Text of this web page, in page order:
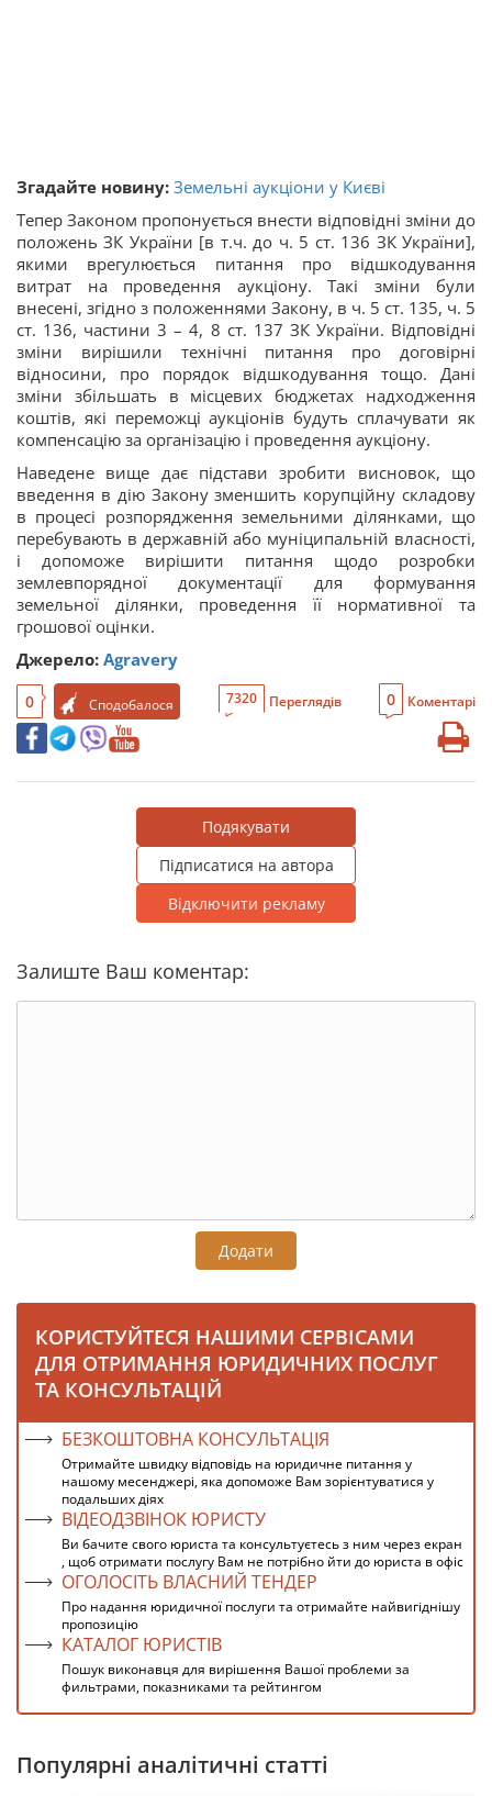
Згадайте новину: Земельні аукціони у Києві
Тепер Законом пропонується внести відповідні зміни до
положень ЗК України [в т.ч. до ч. 5 ст. 136 ЗК України],
якими врегулюється питання про відшкодування
витрат на проведення аукціону. Такі зміни були
внесені, згідно з положеннями Закону, в ч. 5 ст. 135, ч. 5
ст. 136, частини 3 – 4, 8 ст. 137 ЗК України. Відповідні
зміни вирішили технічні питання про договірні
відносини, про порядок відшкодування тощо. Дані
зміни збільшать в місцевих бюджетах надходження
коштів, які переможці аукціонів будуть сплачувати як
компенсацію за організацію і проведення аукціону.
Наведене вище дає підстави зробити висновок, що
введення в дію Закону зменшить корупційну складову
в процесі розпорядження земельними ділянками, що
перебувають в державній або муніципальній власності,
і допоможе вирішити питання щодо розробки
землевпорядної документації для формування
земельної ділянки, проведення її нормативної та
грошової оцінки.
Джерело: Agravery
0 Сподобалося 7320 Переглядів 0 Коментарі
Подякувати
Підписатися на автора
Відключити рекламу
Залиште Ваш коментар:
Додати
КОРИСТУЙТЕСЯ НАШИМИ СЕРВІСАМИ
ДЛЯ ОТРИМАННЯ ЮРИДИЧНИХ ПОСЛУГ
ТА КОНСУЛЬТАЦІЙ
БЕЗКОШТОВНА КОНСУЛЬТАЦІЯ
Отримайте швидку відповідь на юридичне питання у
нашому месенджері, яка допоможе Вам зорієнтуватися у
подальших діях
ВІДЕОДЗВІНОК ЮРИСТУ
Ви бачите свого юриста та консультуєтесь з ним через екран
, щоб отримати послугу Вам не потрібно йти до юриста в офіс
ОГОЛОСІТЬ ВЛАСНИЙ ТЕНДЕР
Про надання юридичної послуги та отримайте найвигіднішу
пропозицію
КАТАЛОГ ЮРИСТІВ
Пошук виконавця для вирішення Вашої проблеми за
фильтрами, показниками та рейтингом
Популярні аналітичні статті